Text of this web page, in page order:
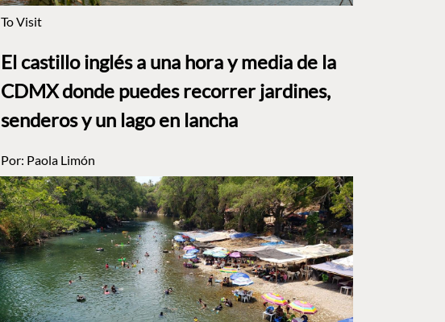
To Visit
El castillo inglés a una hora y media de la
CDMX donde puedes recorrer jardines,
senderos y un lago en lancha
Por: Paola Limón